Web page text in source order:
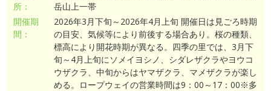
所：
岳山上一帯
開催期
間：
2026年3月下旬～2026年4月上旬 開催日は見ごろ時期
の目安、気候等により前後する場合あり。桜の種類、
標高により開花時期が異なる。四季の里では、3月下
旬～4月上旬にソメイヨシノ、シダレザクラやヨウコ
ウザクラ、中旬からはヤマザクラ、マメザクラが楽し
める。ロープウェイの営業時間は9：00～17：00※多